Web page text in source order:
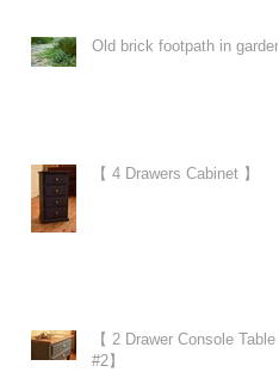
Old brick footpath in garden
【 4 Drawers Cabinet 】
【 2 Drawer Console Table
#2】